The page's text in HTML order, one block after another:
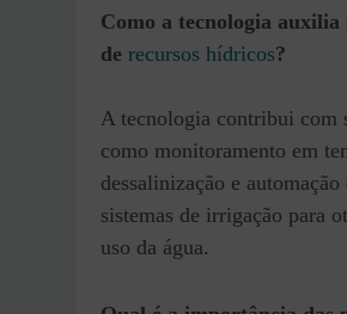
Como a tecnologia auxilia
de recursos hídricos?
A tecnologia contribui com
como monitoramento em
dessalinização e automação
sistemas de irrigação para
uso da água.